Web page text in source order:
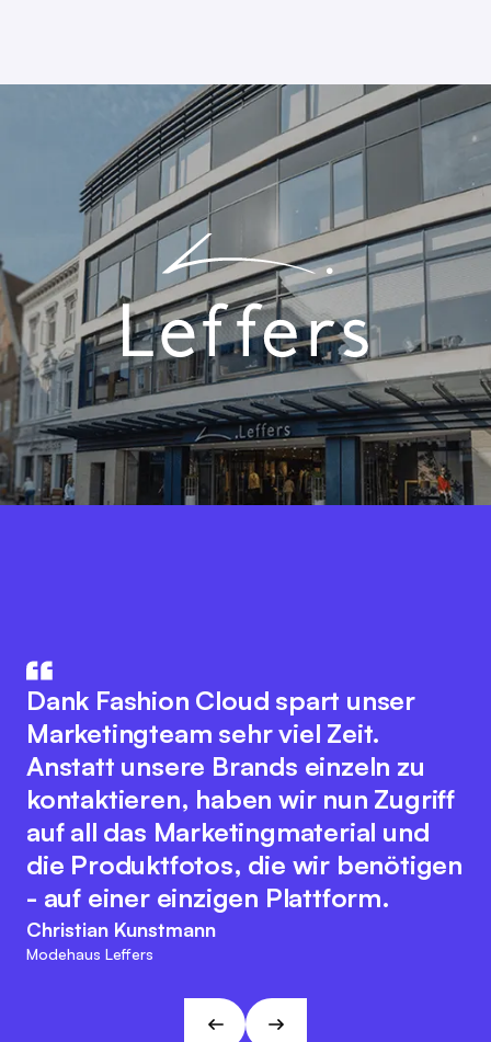
Die Integration unseres
Warenwirtschaftssystem mit
Fashion Cloud hat unsere internen
Abläufe deutlich verbessert. Wir
haben nun Bilder zu den einzelnen
Artikeln im System, was das interne
Reporting, unser
Retourenmanagement und die
Nachorder deutlich vereinfacht.
Marc Ramelow
Dank Fashion Cloud spart unser
Marketingteam sehr viel Zeit.
Anstatt unsere Brands einzeln zu
kontaktieren, haben wir nun Zugriff
auf all das Marketingmaterial und
die Produktfotos, die wir benötigen
- auf einer einzigen Plattform.
Christian Kunstmann
Modehaus Leffers
innovative Plattformgedanke
fördert eine nahtlose
Zusammenarbeit aller
Branchenakteure zur Optimierung
digitaler Prozesse. Dabei bewahrt
sich das Team der Fashion Cloud
ihren kundenfreundlichen und
agilen Charakter. Diese
Herangehensweise passt zu den